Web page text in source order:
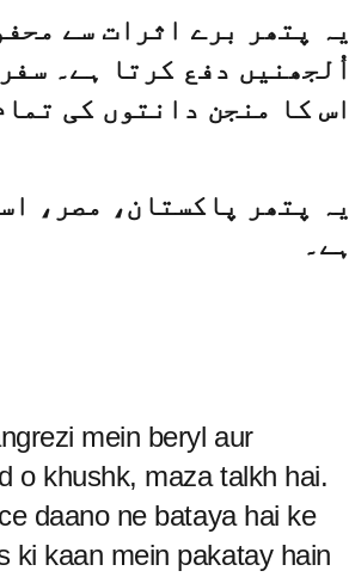
یہ پتھر برے اثرات سے
اُلجھنیں دفع کرتا ہے۔
اس کا منجن دانتوں کی
یہ پتھر پاکستان، مصر،
ہے۔
mein beryl aur
o khushk, maza talkh hai.
daano ne bataya hai ke
ki kaan mein pakatay hain